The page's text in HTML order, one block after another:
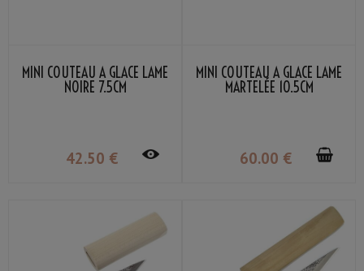
MINI COUTEAU À GLACE LAME
NOIRE 7.5CM
42.50 €
MINI COUTEAU À GLACE LAME
MARTELÉE 10.5CM
60.00 €